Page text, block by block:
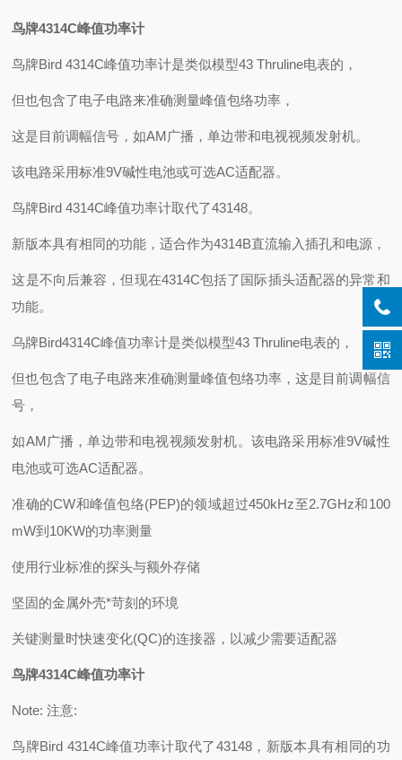
鸟牌4314C峰值功率计
鸟牌Bird 4314C峰值功率计是类似模型43 Thruline电表的，
但也包含了电子电路来准确测量峰值包络功率，
这是目前调幅信号，如AM广播，单边带和电视视频发射机。
该电路采用标准9V碱性电池或可选AC适配器。
鸟牌Bird 4314C峰值功率计取代了43148。
新版本具有相同的功能，适合作为4314B直流输入插孔和电源，
这是不向后兼容，但现在4314C包括了国际插头适配器的异常和
功能。
乌牌Bird4314C峰值功率计是类似模型43 Thruline电表的，
但也包含了电子电路来准确测量峰值包络功率，这是目前调幅信
号，
如AM广播，单边带和电视视频发射机。该电路采用标准9V碱性
电池或可选AC适配器。
准确的CW和峰值包络(PEP)的领域超过450kHz至2.7GHz和100
mW到10KW的功率测量
使用行业标准的探头与额外存储
坚固的金属外壳*苛刻的环境
关键测量时快速变化(QC)的连接器，以减少需要适配器
鸟牌4314C峰值功率计
Note: 注意:
鸟牌Bird 4314C峰值功率计取代了43148，新版本具有相同的功